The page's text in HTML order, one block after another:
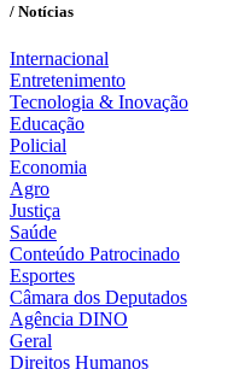
/ Notícias
Internacional
Entretenimento
Tecnologia & Inovação
Educação
Policial
Economia
Agro
Justiça
Saúde
Conteúdo Patrocinado
Esportes
Câmara dos Deputados
Agência DINO
Geral
Direitos Humanos